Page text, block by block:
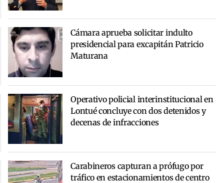
Cámara aprueba solicitar indulto
presidencial para excapitán Patricio
Maturana
Operativo policial interinstitucional en
Lontué concluye con dos detenidos y
decenas de infracciones
Carabineros capturan a prófugo por
tráfico en estacionamientos de centro